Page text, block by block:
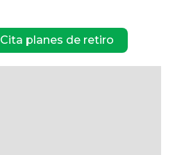
Cita planes de retiro